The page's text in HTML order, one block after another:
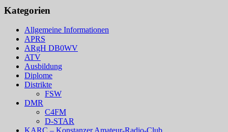
Kategorien
Allgemeine Informationen
APRS
ARgH DB0WV
ATV
Ausbildung
Diplome
Distrikte
FSW
DMR
C4FM
D-STAR